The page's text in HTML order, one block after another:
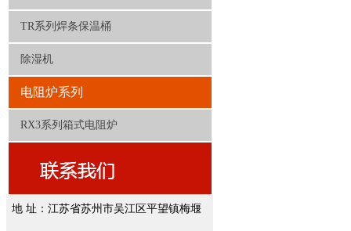
TR系列焊条保温桶
除湿机
电阻炉系列
RX3系列箱式电阻炉
地 址：江苏省苏州市吴江区平望镇梅堰